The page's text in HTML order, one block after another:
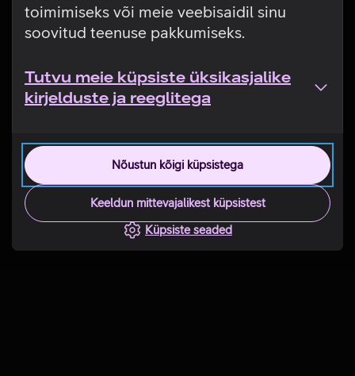
toimimiseks või meie veebisaidil sinu
soovitud teenuse pakkumiseks.
Tutvu meie küpsiste üksikasjalike
kirjelduste ja reeglitega
Nõustun kõigi küpsistega
Keeldun mittevajalikest küpsistest
Küpsiste seaded